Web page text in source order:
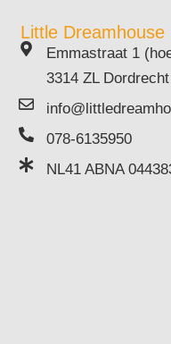
Little Dreamhouse
Emmastraat 1
3314 ZL Dordrecht
078-6135950
NL41 ABNA